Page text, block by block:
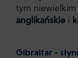
tym niewielkim
anglikańskie i
Gibraltar -